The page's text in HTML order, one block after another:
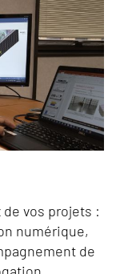
vos projets :
numérique,
de
...